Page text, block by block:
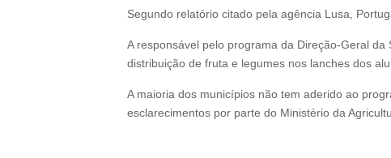
Segundo relatório citado pela agência Lusa,
A responsável pelo programa da Direção-Geral
distribuição de fruta e legumes nos lanches dos
A maioria dos municípios não tem aderido ao
esclarecimentos por parte do Ministério da